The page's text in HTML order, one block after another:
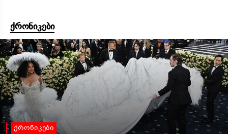
ქრონიკები
ქრონიკები